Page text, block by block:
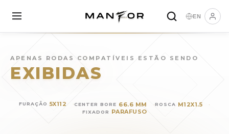
EN
APENAS RODAS COMPATÍVEIS ESTÃO SENDO
EXIBIDAS
FURAÇÃO 5X112 CENTER BORE 66.6 MM ROSCA M12X1.5
FIXADOR PARAFUSO